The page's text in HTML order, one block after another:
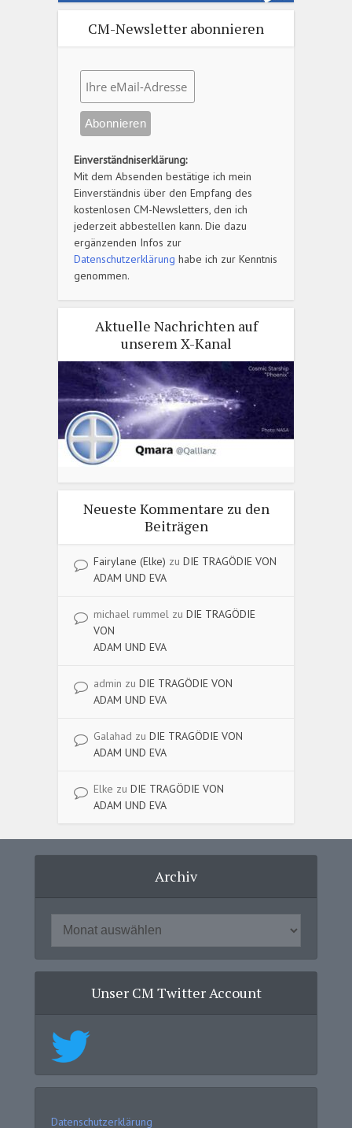
CM-Newsletter abonnieren
Einverständniserklärung:
Mit dem Absenden bestätige ich mein
Einverständnis über den Empfang des
kostenlosen CM-Newsletters, den ich
jederzeit abbestellen kann. Die dazu
ergänzenden Infos zur
Datenschutzerklärung habe ich zur Kenntnis
genommen.
Aktuelle Nachrichten auf
unserem X-Kanal
Neueste Kommentare zu den
Beiträgen
Fairylane (Elke) zu DIE TRAGÖDIE VON
ADAM UND EVA
michael rummel zu DIE TRAGÖDIE
VON
ADAM UND EVA
admin zu DIE TRAGÖDIE VON
ADAM UND EVA
Galahad zu DIE TRAGÖDIE VON
ADAM UND EVA
Elke zu DIE TRAGÖDIE VON
ADAM UND EVA
Archiv
Unser CM Twitter Account
Datenschutzerklärung